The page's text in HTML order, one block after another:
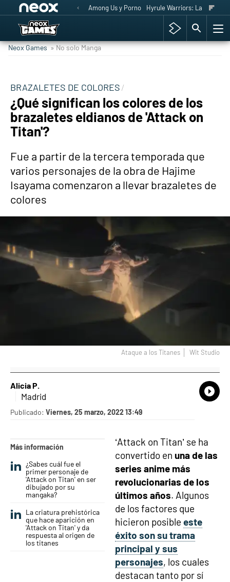
Among Us y Porno Hyrule Warriors: La Era del
Neox Games » No solo Manga
BRAZALETES DE COLORES
¿Qué significan los colores de los
brazaletes eldianos de 'Attack on
Titan'?
Fue a partir de la tercera temporada que
varios personajes de la obra de Hajime
Isayama comenzaron a llevar brazaletes de
colores
Ataque a los Titanes Wit Studio
Alicia P.
Madrid
Publicado: Viernes, 25 marzo, 2022 13:49
Más información
¿Sabes cuál fue el
primer personaje de
'Attack on Titan' en ser
dibujado por su
mangaka?
La criatura prehistórica
que hace aparición en
'Attack on Titan' y da
respuesta al origen de
los titanes
‘Attack on Titan’ se ha
convertido en una de las
series anime más
revolucionarias de los
últimos años. Algunos
de los factores que
hicieron posible este
éxito son su trama
principal y sus
personajes, los cuales
destacan tanto por sí